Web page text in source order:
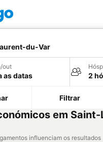
du-Var
out
as datas 2
Filtrar
em
influenciam os resultados